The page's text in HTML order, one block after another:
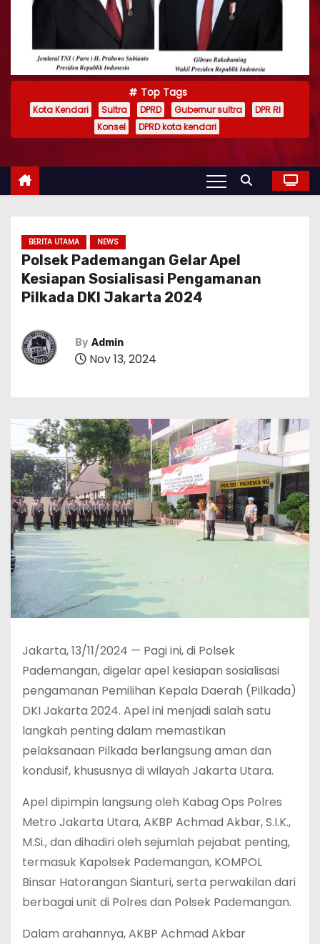
Top Tags
Kota Kendari Sultra DPRD Gubernur sultra
DPR RI
Konsel
DPRD kota kendari
BERITA UTAMA NEWS
Polsek Pademangan Gelar Apel
Kesiapan Sosialisasi Pengamanan
Pilkada DKI Jakarta 2024
By Admin
Nov 13, 2024
Jakarta, 13/11/2024 — Pagi ini, di Polsek
Pademangan, digelar apel kesiapan sosialisasi
pengamanan Pemilihan Kepala Daerah (Pilkada)
DKI Jakarta 2024. Apel ini menjadi salah satu
langkah penting dalam memastikan
pelaksanaan Pilkada berlangsung aman dan
kondusif, khususnya di wilayah Jakarta Utara.
Apel dipimpin langsung oleh Kabag Ops Polres
Metro Jakarta Utara, AKBP Achmad Akbar, S.I.K.,
M.Si., dan dihadiri oleh sejumlah pejabat penting,
termasuk Kapolsek Pademangan, KOMPOL
Binsar Hatorangan Sianturi, serta perwakilan dari
berbagai unit di Polres dan Polsek Pademangan.
Dalam arahannya, AKBP Achmad Akbar